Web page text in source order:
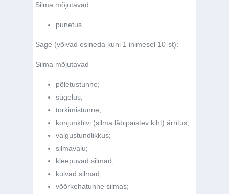
Silma mõjutavad
punetus.
Sage (võivad esineda kuni 1 inimesel 10-st):
Silma mõjutavad
põletustunne;
sügelus;
torkimistunne;
konjunktiivi (silma läbipaistev kiht) ärritus;
valgustundlikkus;
silmavalu;
kleepuvad silmad;
kuivad silmad;
võõrkehatunne silmas;